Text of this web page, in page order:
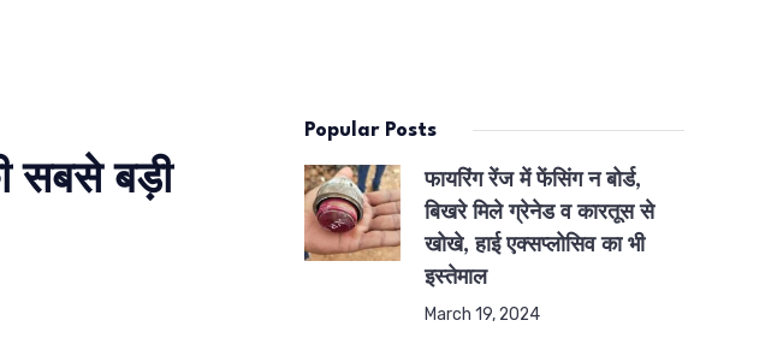
सबसे बड़ी
Popular Posts
फायरिंग रेंज में फेंसिंग न बोर्ड,
बिखरे मिले ग्रेनेड व कारतूस से
खोखे, हाई एक्सप्लोसिव का भी
इस्तेमाल
March 19, 2024